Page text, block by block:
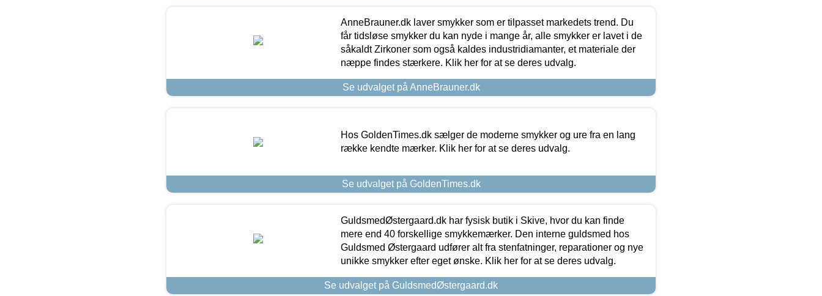
AnneBrauner.dk laver smykker som er tilpasset markedets trend. Du
får tidsløse smykker du kan nyde i mange år, alle smykker er lavet i de
såkaldt Zirkoner som også kaldes industridiamanter, et materiale der
næppe findes stærkere. Klik her for at se deres udvalg.
Se udvalget på AnneBrauner.dk
Hos GoldenTimes.dk sælger de moderne smykker og ure fra en lang
række kendte mærker. Klik her for at se deres udvalg.
Se udvalget på GoldenTimes.dk
GuldsmedØstergaard.dk har fysisk butik i Skive, hvor du kan finde
mere end 40 forskellige smykkemærker. Den interne guldsmed hos
Guldsmed Østergaard udfører alt fra stenfatninger, reparationer og nye
unikke smykker efter eget ønske. Klik her for at se deres udvalg.
Se udvalget på GuldsmedØstergaard.dk